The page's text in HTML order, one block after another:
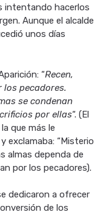
intentando hacerlos
Aunque el alcalde
unos días
“Recen,
pecadores.
se condenan
por ellas“. (El
que más le
exclamaba: “Misterio
almas dependa de
por los pecadores).
dedicaron a ofrecer
de los